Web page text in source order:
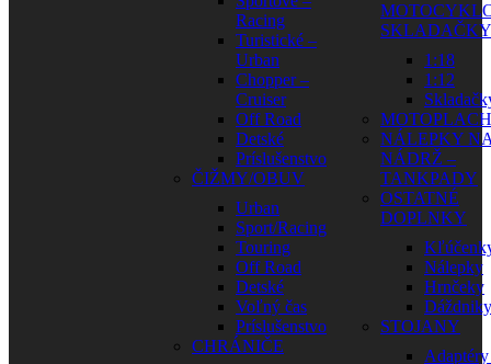
Racing
Turistické –
Urban
Chopper –
Cruiser
Off Road
Detské
Príslušenstvo
ČIŽMY/OBUV
Urban
Sport/Racing
Touring
Off Road
Detské
Voľný čas
Príslušenstvo
CHRÁNIČE
SKLADAČKY
1:18
1:12
NÁLEPKY
NÁDRŽ –
TANKPADY
OSTATNÉ
DOPLNKY
Nálepky
Hrnčeky
Dáždniky
STOJANY